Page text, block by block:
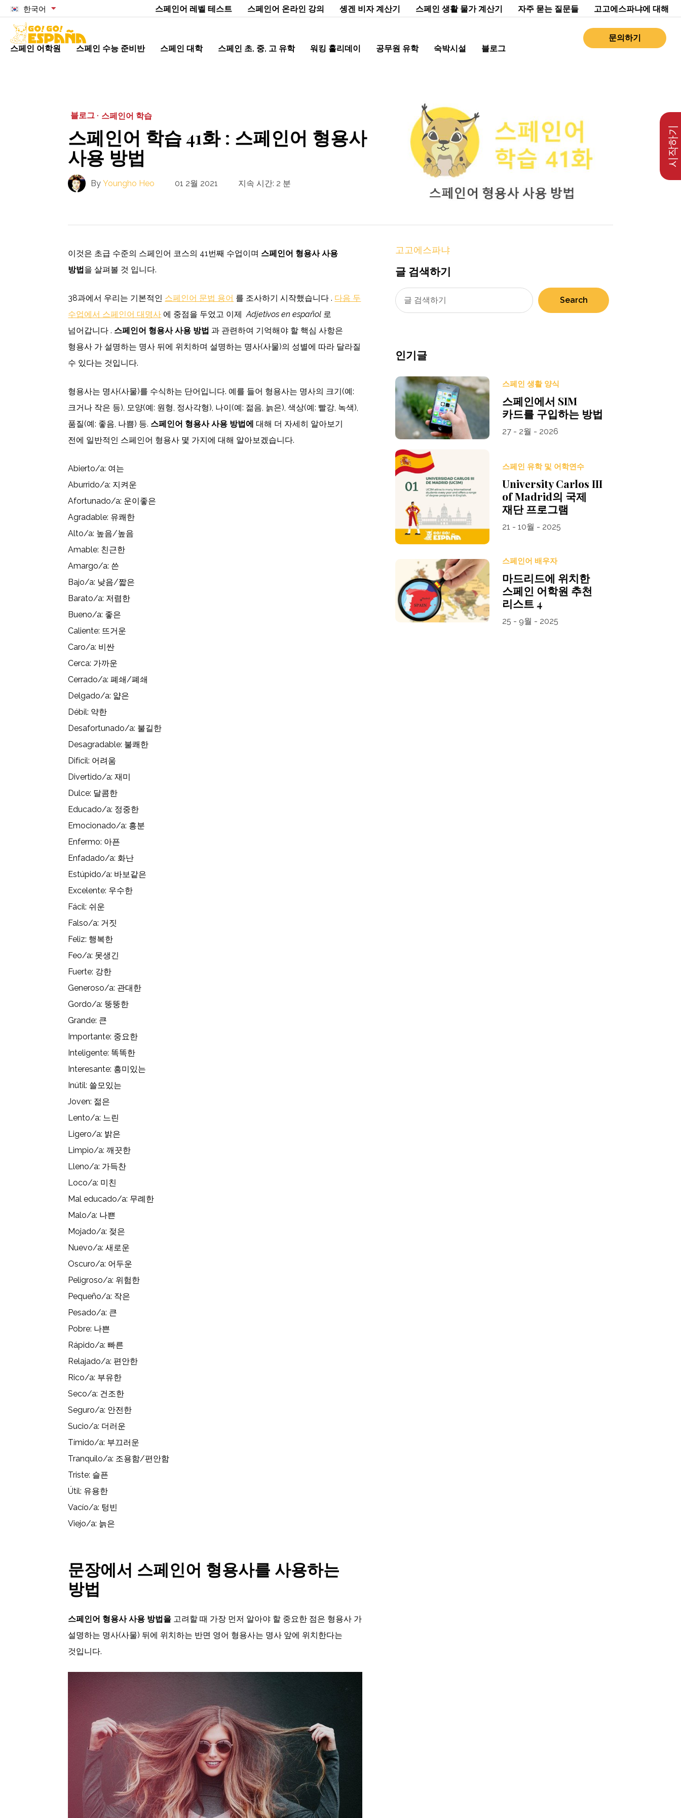
한국어 스페인어 레벨 테스트 스페인어 온라인 강의 솅겐 비자 계산기 스페인 생활 물가 계산기 자주 묻는 질문들 고고에스파냐에 대해
스페인 어학원 스페인 수능 준비반 스페인 대학 스페인 초, 중, 고 유학 워킹 홀리데이 공무원 유학 숙박시설 블로그
문의하기
시작하기
블로그 · 스페인어 학습
스페인어 학습 41화 : 스페인어 형용사
사용 방법
By Youngho Heo 01 2월 2021 지속 시간: 2 분
이것은 초급 수준의 스페인어 코스의 41번째 수업이며 스페인어 형용사 사용
방법을 살펴볼 것 입니다.
38과에서 우리는 기본적인 스페인어 문법 용어 를 조사하기 시작했습니다 . 다음 두
수업에서 스페인어 대명사 에 중점을 두었고 이제Adjetivos en español 로
넘어갑니다 . 스페인어 형용사 사용 방법 과 관련하여 기억해야 할 핵심 사항은
형용사 가 설명하는 명사 뒤에 위치하며 설명하는 명사(사물)의 성별에 따라 달라질
수 있다는 것입니다.
형용사는 명사(사물)를 수식하는 단어입니다. 예를 들어 형용사는 명사의 크기(예:
크거나 작은 등), 모양(예: 원형, 정사각형), 나이(예: 젊음, 늙은), 색상(예: 빨강, 녹색),
품질(예: 좋음, 나쁨) 등. 스페인어 형용사 사용 방법에 대해 더 자세히 알아보기
전에 일반적인 스페인어 형용사 몇 가지에 대해 알아보겠습니다.
Abierto/a: 여는
Aburrido/a: 지켜운
Afortunado/a: 운이좋은
Agradable: 유쾌한
Alto/a: 높음/높음
Amable: 친근한
Amargo/a: 쓴
Bajo/a: 낮음/짧은
Barato/a: 저렴한
Bueno/a: 좋은
Caliente: 뜨거운
Caro/a: 비싼
Cerca: 가까운
Cerrado/a: 폐쇄/폐쇄
Delgado/a: 얇은
Débil: 약한
Desafortunado/a: 불길한
Desagradable: 불쾌한
Difícil: 어려움
Divertido/a: 재미
Dulce: 달콤한
Educado/a: 정중한
Emocionado/a: 흥분
Enfermo: 아픈
Enfadado/a: 화난
Estúpido/a: 바보같은
Excelente: 우수한
Fácil: 쉬운
Falso/a: 거짓
Feliz: 행복한
Feo/a: 못생긴
Fuerte: 강한
Generoso/a: 관대한
Gordo/a: 뚱뚱한
Grande: 큰
Importante: 중요한
Inteligente: 똑똑한
Interesante: 흥미있는
Inútil: 쓸모있는
Joven: 젊은
Lento/a: 느린
Ligero/a: 밝은
Limpio/a: 깨끗한
Lleno/a: 가득찬
Loco/a: 미친
Mal educado/a: 무례한
Malo/a: 나쁜
Mojado/a: 젖은
Nuevo/a: 새로운
Oscuro/a: 어두운
Peligroso/a: 위험한
Pequeño/a: 작은
Pesado/a: 큰
Pobre: 나쁜
Rápido/a: 빠른
Relajado/a: 편안한
Rico/a: 부유한
Seco/a: 건조한
Seguro/a: 안전한
Sucio/a: 더러운
Tímido/a: 부끄러운
Tranquilo/a: 조용함/편안함
Triste: 슬픈
Útil: 유용한
Vacío/a: 텅빈
Viejo/a: 늙은
문장에서 스페인어 형용사를 사용하는
방법
스페인어 형용사 사용 방법을 고려할 때 가장 먼저 알아야 할 중요한 점은 형용사 가
설명하는 명사(사물) 뒤에 위치하는 반면 영어 형용사는 명사 앞에 위치한다는
것입니다.
고고에스파냐
글 검색하기
Search
인기글
스페인 생활 양식
스페인에서 SIM
카드를 구입하는 방법
27 - 2월 - 2026
스페인 유학 및 어학연수
University Carlos III
of Madrid의 국제
재단 프로그램
21 - 10월 - 2025
스페인어 배우자
마드리드에 위치한
스페인 어학원 추천
리스트 4
25 - 9월 - 2025